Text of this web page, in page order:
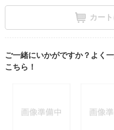
カー
ご一緒にいかがですか？よく
こちら！